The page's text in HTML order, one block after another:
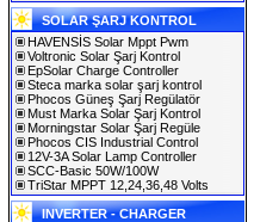
SOLAR ŞARJ KONTROL
HAVENSİS Solar Mppt Pwm
Voltronic Solar Şarj Kontrol
EpSolar Charge Controller
Steca marka solar şarj kontrol
Phocos Güneş Şarj Regülatör
Must Marka Solar Şarj Kontrol
Morningstar Solar Şarj Regüle
Phocos CIS Industrial Control
12V-3A Solar Lamp Controller
SCC-Basic 50W/100W
TriStar MPPT 12,24,36,48 Volts
INVERTER - CHARGER